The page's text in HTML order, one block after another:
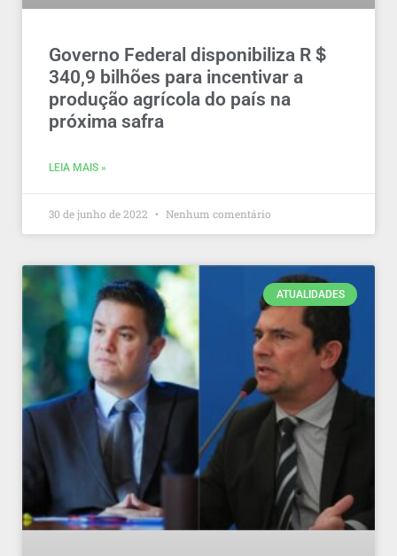
Governo Federal disponibiliza R＄
340,9 bilhões para incentivar a
produção agrícola do país na
próxima safra
LEIA MAIS »
30 de junho de 2022 Nenhum comentário
ATUALIDADES